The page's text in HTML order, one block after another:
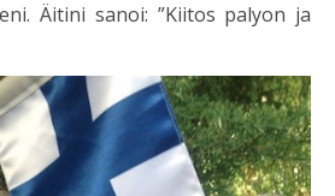
Äitini sanoi: ”Kiitos palyon ja